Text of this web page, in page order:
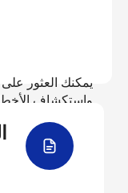
يمكنك العثور على
واستكشاف